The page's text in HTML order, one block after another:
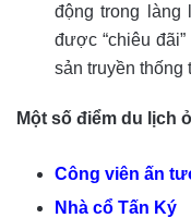
động trong làng
được “chiêu
sản truyền thống
Một số điểm du lịch
Công viên ấn
Nhà cổ Tấn Ký